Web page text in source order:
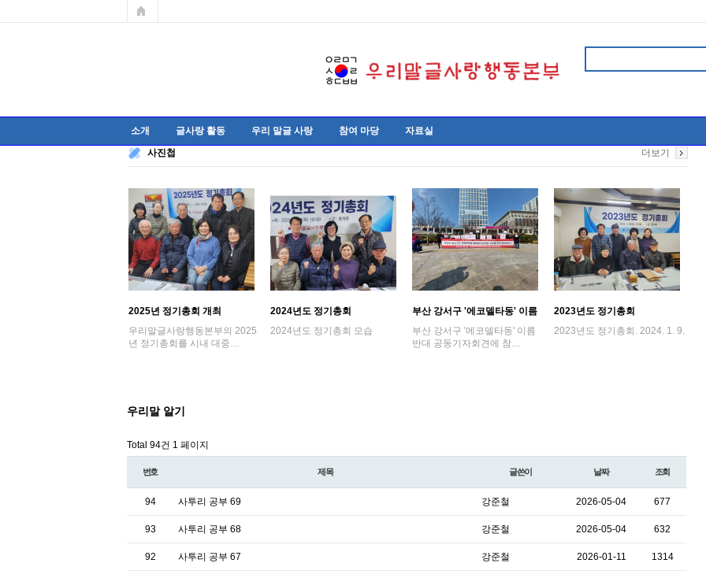
소개 글사랑 활동 우리 말글 사랑 참여 마당 자료실
사진첩
2025년 정기총회 개최
우리말글사랑행동본부의 2025
년 정기총회를 시내 대중…
2024년도 정기총회
2024년도 정기총회 모습
부산 강서구 '에코델타동' 이름
반대 공동기자…
부산 강서구 '에코델타동' 이름
반대 공동기자회견에 참…
2023년도 정기총회
2023년도 정기총회. 2024. 1. 9.
더보기
우리말 알기
Total 94건 1 페이지
번호 제목 글쓴이 날짜 조회
94 사투리 공부 69 강준철 2026-05-04 677
93 사투리 공부 68 강준철 2026-05-04 632
92 사투리 공부 67 강준철 2026-01-11 1314